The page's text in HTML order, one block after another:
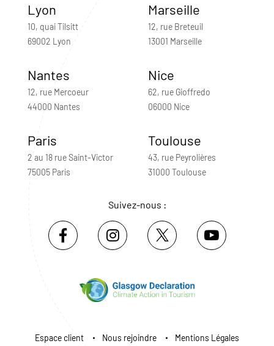
Lyon
10, quai Tilsitt
69002 Lyon
Marseille
12, rue Breteuil
13001 Marseille
Nantes
12, rue Mercoeur
44000 Nantes
Nice
62, rue Gioffredo
06000 Nice
Paris
2 au 18 rue Saint-Victor
75005 Paris
Toulouse
43, rue Peyrolières
31000 Toulouse
Suivez-nous :
Espace client Nous rejoindre Mentions Légales